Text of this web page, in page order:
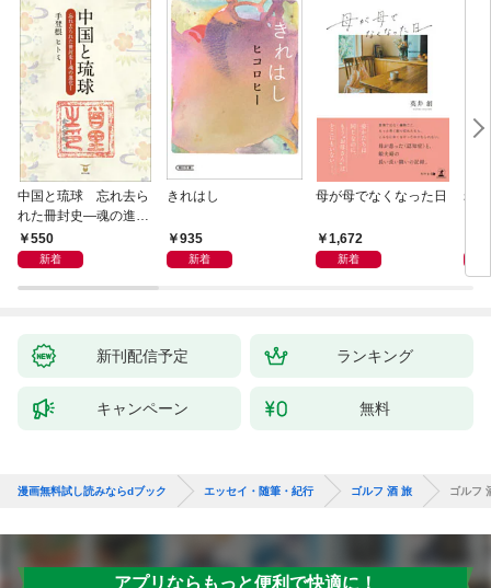
中国と琉球 忘れ去ら
れた冊封史―魂の進化
―550
新着
きれはし
935
新着
母が母でなくなった日
1,672
新着
老
新刊配信予定 ランキング
キャンペーン 無料
漫画無料試し読みならdブック エッセイ・随筆・紀行 ゴルフ 酒 旅 ゴルフ
アプリならもっと便利で快適に！